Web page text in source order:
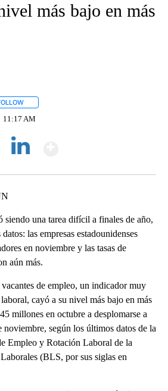
más bajo en más
11:17 AM
siendo una tarea difícil a finales de año,
las empresas estadounidenses
en noviembre y las tasas de
aún más.
de empleo, un indicador muy
cayó a su nivel más bajo en más
millones en octubre a desplomarse a
noviembre, según los últimos datos de la
Empleo y Rotación Laboral de la
(BLS, por sus siglas en